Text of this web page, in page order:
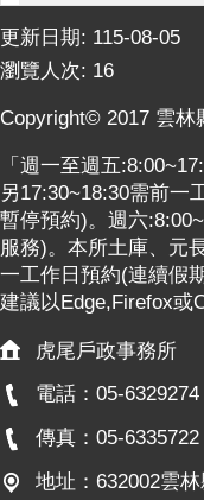
更新日期: 115-08-05
瀏覽人次: 16
Copyright© 2017 雲林
「週一至週五
另17:30~18:30需前一
暫停預約)。週六
服務)。本所土庫、元
一工作日預約(連續假
建議以Edge,Firefox或
虎尾戶政事務所
電話：05-6329274
傳真：05-6335722
地址：632002雲